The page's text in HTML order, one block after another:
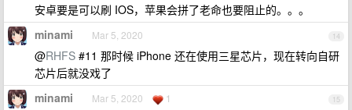
安卓要是可以刷 IOS，苹果会拼了老命也要阻止的。。。
14
minami Mar 5, 2020
@RHFS #11 那时候 iPhone 还在使用三星芯片，现在转向自研
芯片后就没戏了
15
minami Mar 5, 2020 1